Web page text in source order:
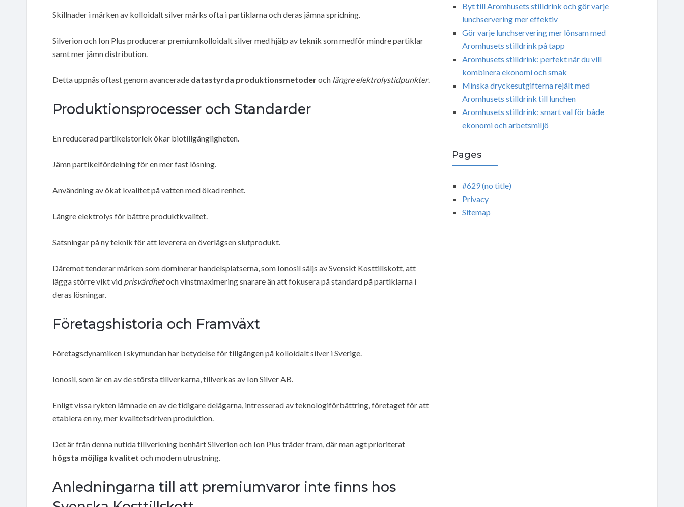
Skillnader i märken av kolloidalt silver märks ofta i partiklarna och deras jämna spridning.
Silverion och Ion Plus producerar premiumkolloidalt silver med hjälp av teknik som medför mindre partiklar
samt mer jämn distribution.
Detta uppnås oftast genom avancerade datastyrda produktionsmetoderoch längre elektrolystidpunkter.
Produktionsprocesser och Standarder
En reducerad partikelstorlek ökar biotillgängligheten.
Jämn partikelfördelning för en mer fast lösning.
Användning av ökat kvalitet på vatten med ökad renhet.
Längre elektrolys för bättre produktkvalitet.
Satsningar på ny teknik för att leverera en överlägsen slutprodukt.
Däremot tenderar märken som dominerar handelsplatserna, som Ionosil säljs av Svenskt Kosttillskott, att
lägga större vikt vid prisvärdhetoch vinstmaximering snarare än att fokusera på standard på partiklarna i
deras lösningar.
Företagshistoria och Framväxt
Företagsdynamiken i skymundan har betydelse för tillgången på kolloidalt silver i Sverige.
Ionosil, som är en av de största tillverkarna, tillverkas av Ion Silver AB.
Enligt vissa rykten lämnade en av de tidigare delägarna, intresserad av teknologiförbättring, företaget för att
etablera en ny, mer kvalitetsdriven produktion.
Det är från denna nutida tillverkning benhårt Silverion och Ion Plus träder fram, där man agt prioriterat
högsta möjliga kvalitet och modern utrustning.
Anledningarna till att premiumvaror inte finns hos
Byt till Aromhusets stilldrink och gör varje
lunchservering mer effektiv
Gör varje lunchservering mer lönsam med
Aromhusets stilldrink på tapp
Aromhusets stilldrink: perfekt när du vill
kombinera ekonomi och smak
Minska dryckesutgifterna rejält med
Aromhusets stilldrink till lunchen
Aromhusets stilldrink: smart val för både
ekonomi och arbetsmiljö
Pages
#629 (no title)
Privacy
Sitemap